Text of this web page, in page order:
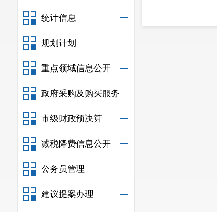
统计信息
规划计划
重点领域信息公开
政府采购及购买服务
市级财政预决算
减税降费信息公开
公务员管理
建议提案办理